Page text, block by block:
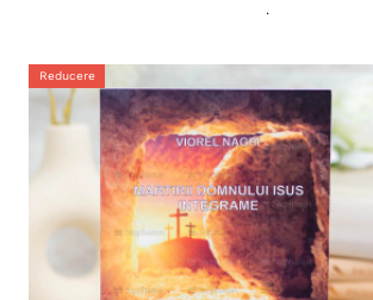
.
Reducere